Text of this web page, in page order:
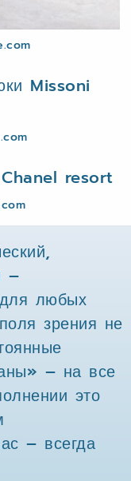
–
любых
зрения не
– на все
это
– всегда